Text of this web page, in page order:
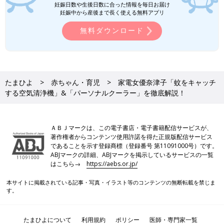
妊娠日数や生後日数に合った情報を毎日お届け
妊娠中から産後まで長く使える無料アプリ
無料ダウンロード
たまひよ 赤ちゃん・育児
家電女優奈津子「蚊をキャッチ
する空気清浄機」&「パーソナルクーラー」を徹底解説！
ＡＢＪマークは、この電子書店・電子書籍配信サービスが、
著作権者からコンテンツ使用許諾を得た正規版配信サービス
であることを示す登録商標（登録番号 第11091000号）です。
ABJマークの詳細、ABJマークを掲示しているサービスの一覧
はこちら→https://aebs.or.jp/
本サイトに掲載されている記事・写真・イラスト等のコンテンツの無断転載を禁じま
す。
たまひよについて 利用規約 ポリシー 医師・専門家一覧